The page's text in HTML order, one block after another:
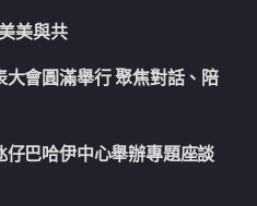
美與共
會圓滿舉行 聚焦對話、陪
巴哈伊中心舉辦專題座談